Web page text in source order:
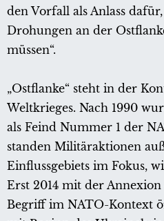
den Vorfall als Anlass
Drohungen an der
müssen“.
„Ostflanke“ steht in der
Weltkrieges. Nach 1990
als Feind Nummer 1 der
standen Militäraktionen
Einflussgebiets im Fokus,
Erst 2014 mit der
Begriff im NATO-Kontext